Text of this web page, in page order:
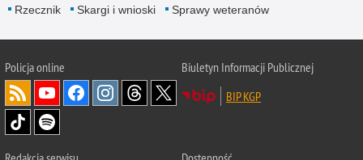
Rzecznik Skargi i wnioski Sprawy weteranów
Policjaonline
Biuletyn Informacji Publicznej
BIP KGP